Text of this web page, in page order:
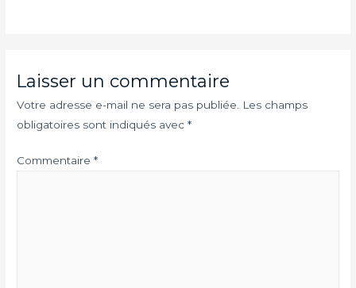
Laisser un commentaire
Votre adresse e-mail ne sera pas publiée.
Les champs
obligatoires sont indiqués avec*
Commentaire*